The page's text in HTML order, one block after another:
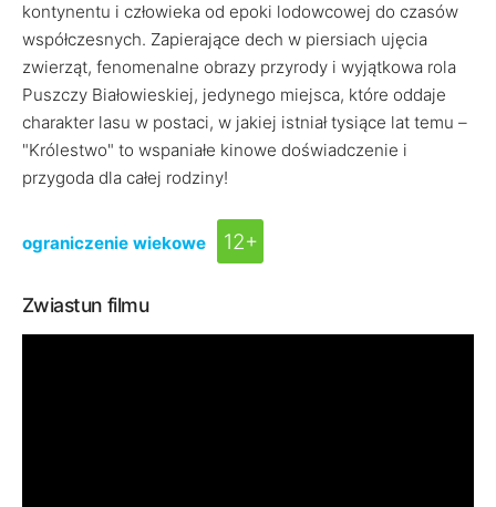
kontynentu i człowieka od epoki lodowcowej do czasów
współczesnych. Zapierające dech w piersiach ujęcia
zwierząt, fenomenalne obrazy przyrody i wyjątkowa rola
Puszczy Białowieskiej, jedynego miejsca, które oddaje
charakter lasu w postaci, w jakiej istniał tysiące lat temu –
"Królestwo" to wspaniałe kinowe doświadczenie i
przygoda dla całej rodziny!
ograniczenie wiekowe 12+
Zwiastun filmu